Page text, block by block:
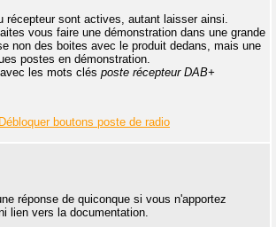
récepteur sont actives, autant laisser ainsi.
vous faire une démonstration dans une grande
non des boites avec le produit dedans, mais une
postes en démonstration.
les mots clés poste récepteur DAB+
Débloquer boutons poste de radio
réponse de quiconque si vous n'apportez
lien vers la documentation.